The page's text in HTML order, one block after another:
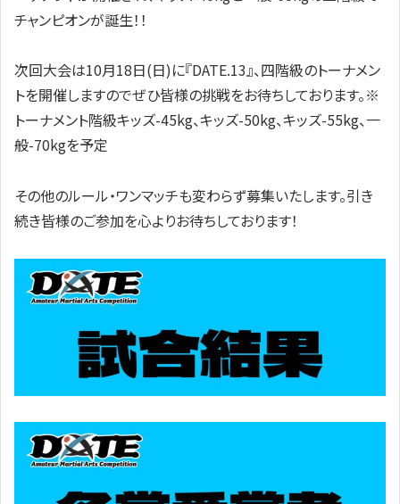
チャンピオンが誕生！！
次回大会は10月18日(日)に『DATE.13』、四階級のトーナメン
トを開催しますのでぜひ皆様の挑戦をお待ちしております。※
トーナメント階級キッズ-45kg、キッズ-50kg、キッズ-55kg、一
般-70kgを予定
その他のルール・ワンマッチも変わらず募集いたします。引き
続き皆様のご参加を心よりお待ちしております！